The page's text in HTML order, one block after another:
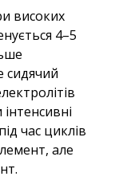
високих
4–5
сидячий
час циклів
але